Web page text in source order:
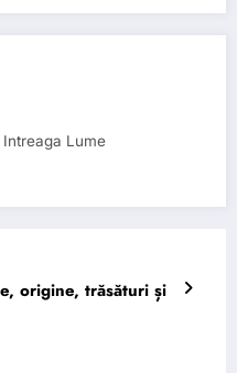
Lume
origine, trăsături și